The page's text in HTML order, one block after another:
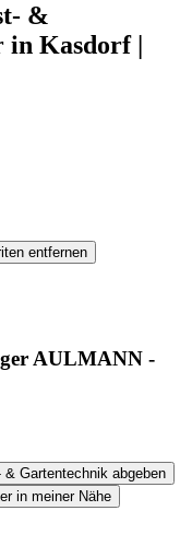
&
Kasdorf |
entfernen
AULMANN -
Gartentechnik abgeben
in meiner Nähe